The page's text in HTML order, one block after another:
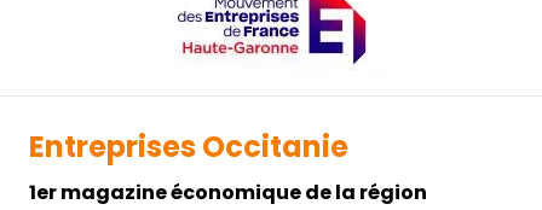
Entreprises Occitanie
1er magazine économique de la région